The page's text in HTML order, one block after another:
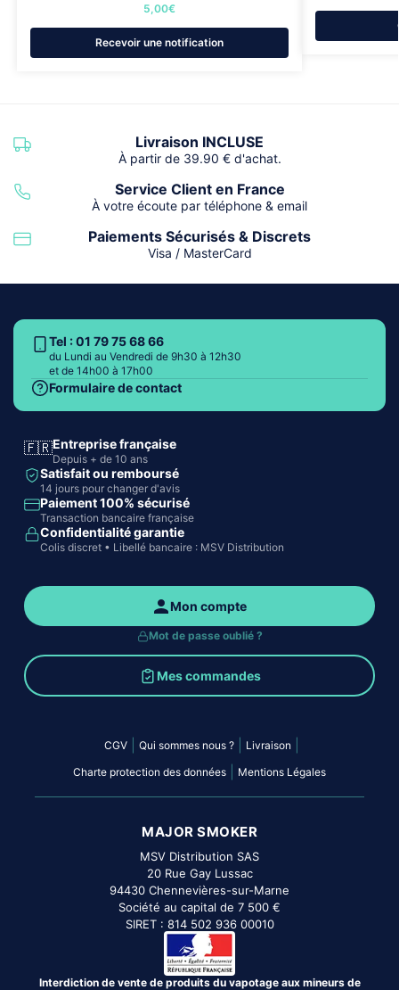
5,00€
Recevoir une notification
Livraison INCLUSE
À partir de 39.90 € d'achat.
Service Client en France
À votre écoute par téléphone & email
Paiements Sécurisés & Discrets
Visa / MasterCard
Tel : 01 79 75 68 66
du Lundi au Vendredi de 9h30 à 12h30
et de 14h00 à 17h00
Formulaire de contact
🇫🇷Entreprise française
Depuis + de 10 ans
Satisfait ou remboursé
14 jours pour changer d'avis
Paiement 100% sécurisé
Transaction bancaire française
Confidentialité garantie
Colis discret • Libellé bancaire : MSV Distribution
Mon compte
Mot de passe oublié ?
Mes commandes
CGV Qui sommes nous ? Livraison
Charte protection des données Mentions Légales
MAJOR SMOKER
MSV Distribution SAS
20 Rue Gay Lussac
94430 Chennevières-sur-Marne
Société au capital de 7 500 €
SIRET : 814 502 936 00010
Interdiction de vente de produits du vapotage aux mineurs de